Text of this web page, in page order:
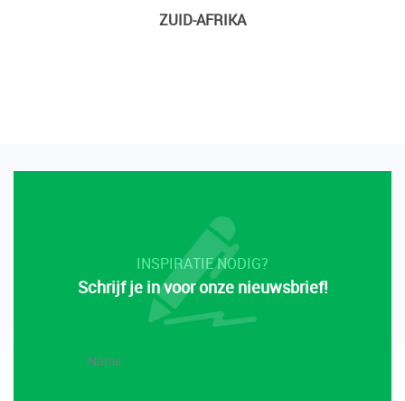
ZUID-AFRIKA
INSPIRATIE NODIG?
Schrijf je in voor onze nieuwsbrief!